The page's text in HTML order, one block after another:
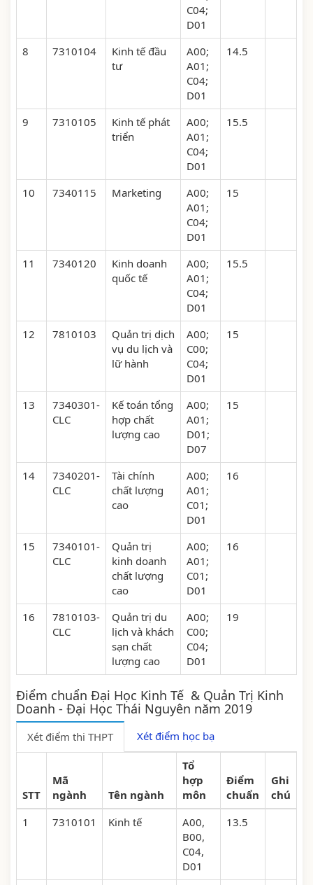
C04;
D01
8
7310104
Kinh tế đầu
tư
A00;
A01;
C04;
D01
14.5
9 7310105
Kinh tế phát
triển
A00;
A01;
C04;
D01
15.5
10 7340115 Marketing
A00;
A01;
C04;
D01
15
11 7340120
Kinh doanh
quốc tế
A00;
A01;
C04;
D01
15.5
12 7810103
Quản trị dịch
vụ du lịch và
lữ hành
A00;
C00;
C04;
D01
15
13
7340301-
CLC
Kế toán tổng
hợp chất
lượng cao
A00;
A01;
D01;
D07
15
14
7340201-
CLC
Tài chính
chất lượng
cao
A00;
A01;
C01;
D01
16
15
7340101-
CLC
Quản trị
kinh doanh
chất lượng
cao
A00;
A01;
C01;
D01
16
16
7810103-
CLC
Quản trị du
lịch và khách
sạn chất
lượng cao
A00;
C00;
C04;
D01
19
Điểm chuẩn Đại Học Kinh Tế & Quản Trị Kinh
Doanh - Đại Học Thái Nguyên năm 2019
Xét điểm thi THPT Xét điểm học bạ
STT
Mã
ngành
Tên ngành
Tổ
hợp
môn
Điểm
chuẩn
Ghi
chú
1
7310101 Kinh tế
A00,
B00,
C04,
D01
13.5